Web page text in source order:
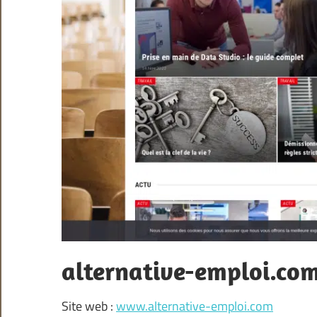
alternative-
Site web :www.alternative-emploi.com